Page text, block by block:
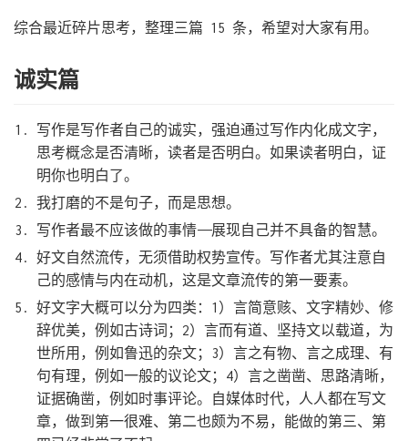
综合最近碎片思考，整理三篇 15 条，希望对大家有用。
诚实篇
写作是写作者自己的诚实，强迫通过写作内化成文字，
思考概念是否清晰，读者是否明白。如果读者明白，证
明你也明白了。
我打磨的不是句子，而是思想。
写作者最不应该做的事情——展现自己并不具备的智慧。
好文自然流传，无须借助权势宣传。写作者尤其注意自
己的感情与内在动机，这是文章流传的第一要素。
好文字大概可以分为四类：1）言简意赅、文字精妙、修
辞优美，例如古诗词；2）言而有道、坚持文以载道，为
世所用，例如鲁迅的杂文；3）言之有物、言之成理、有
句有理，例如一般的议论文；4）言之凿凿、思路清晰，
证据确凿，例如时事评论。自媒体时代，人人都在写文
章，做到第一很难、第二也颇为不易，能做的第三、第